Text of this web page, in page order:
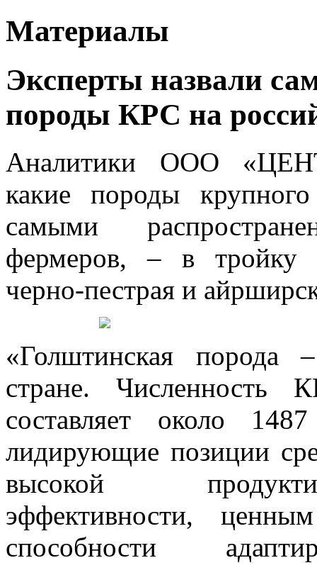
Материалы
Эксперты назвали
породы КРС на
Аналитики ООО
какие породы
самыми
фермеров, – в тройку
черно-пестрая и
«Голштинская порода
стране.
составляет около
лидирующие позиции
высокой
эффективности,
способности